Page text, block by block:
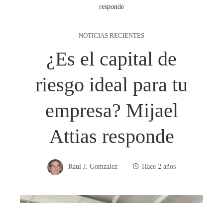
responde
NOTICIAS RECIENTES
¿Es el capital de
riesgo ideal para tu
empresa? Mijael
Attias responde
Raul J. Gomzalez Hace 2 años